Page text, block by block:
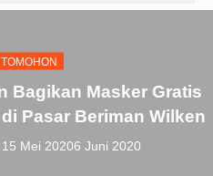
TOMOHON
Bagikan Masker Gratis
Pasar Beriman Wilken
15 Mei 20206 Juni 2020